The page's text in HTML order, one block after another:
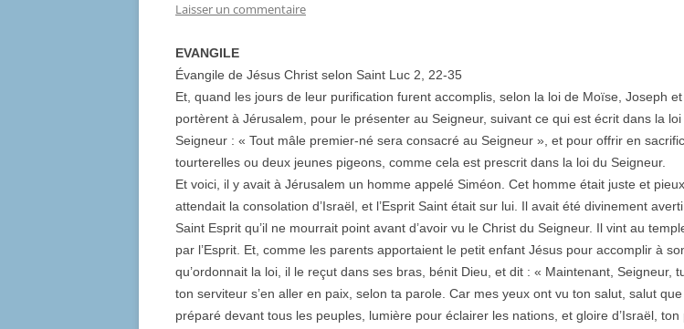
Laisser un commentaire
EVANGILE
Évangile de Jésus Christ selon Saint Luc 2, 22-35
Et, quand les jours de leur purification furent accomplis, selon la loi de Moïse, Joseph
portèrent à Jérusalem, pour le présenter au Seigneur, suivant ce qui est écrit dans la loi
Seigneur : « Tout mâle premier-né sera consacré au Seigneur », et pour offrir en
tourterelles ou deux jeunes pigeons, comme cela est prescrit dans la loi du Seigneur.
Et voici, il y avait à Jérusalem un homme appelé Siméon. Cet homme était juste et
attendait la consolation d’Israël, et l’Esprit Saint était sur lui. Il avait été divinement
Saint Esprit qu’il ne mourrait point avant d’avoir vu le Christ du Seigneur. Il vint au
par l’Esprit. Et, comme les parents apportaient le petit enfant Jésus pour accomplir à
qu’ordonnait la loi, il le reçut dans ses bras, bénit Dieu, et dit : « Maintenant, Seigneur,
ton serviteur s’en aller en paix, selon ta parole. Car mes yeux ont vu ton salut, salut
préparé devant tous les peuples, lumière pour éclairer les nations, et gloire d’Israël, ton